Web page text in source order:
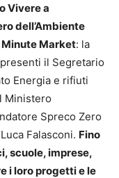
Vivere a
dell’Ambiente
Market: la
il Segretario
Energia e rifiuti
Ministero
Spreco Zero
Falasconi. Fino
scuole, imprese,
i loro progetti e le